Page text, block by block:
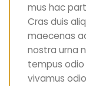
mus hac
Cras duis
maecenas
nostra urna
tempus
vivamus